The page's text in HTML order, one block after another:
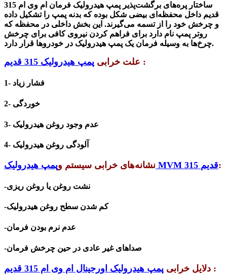
ساختار پره‌های برگشت‌پذیر پمپ هیدرولیک فرمان ام وی ام 315
قدیم داخل محفظه‌ای بیضی شکل بوده که بدنه پمپ را تشکیل داده
و چرخش خود را از تسمه می‌گیرند. این بخش داخلی در محفظه که
روتر پمپ نام دارد برای فراهم کردن نیروی کافی برای چرخش
چرخ‌ها به وسیله فرمان یک پمپ هیدرولیک در خودروها قرار دارد.
علت خرابی پمپ هیدرولیک 315 قدیم :
1- فشار زیاد
2- خوردگی
3- عدم وجود روغن هیدرولیک
4- آلودگی روغن هیدرولیک
نشانه‌های خرابی سیستم و پمپ هیدرولیک MVM 315 قدیم:
-نشت روغن یا روغن ریزی
-کم شدن سطح روغن هیدرولیک
-عدم نرم بودن فرمان
-صداهای غیر عادی در حین چرخش فرمان
دلایل خرابی پمپ هیدرولیک اورجینال ام وی ام 315 قدیم :